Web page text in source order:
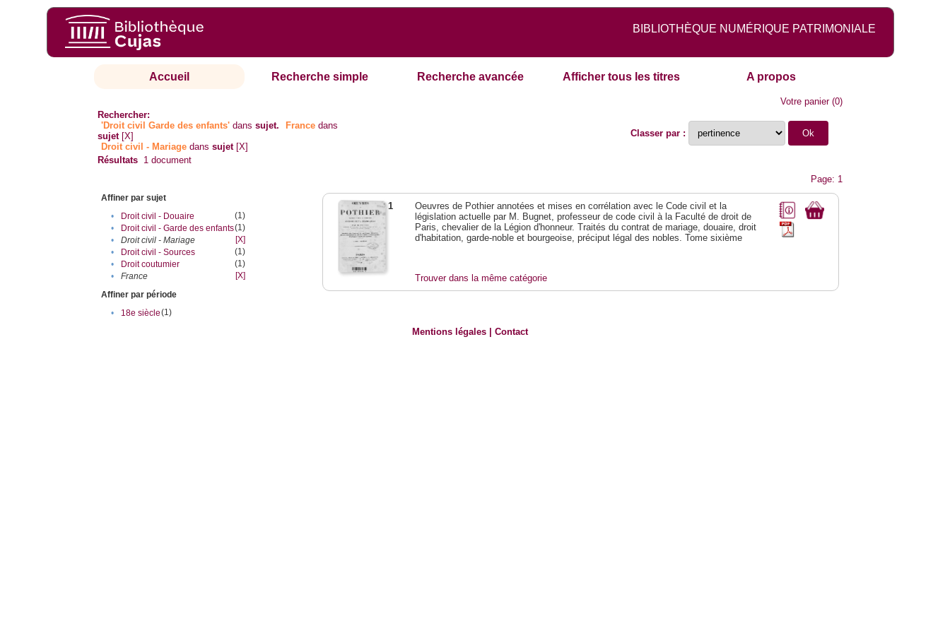
BIBLIOTHÈQUE NUMÉRIQUE PATRIMONIALE
Accueil Recherche simple Recherche avancée Afficher tous les titres A propos
Votre panier(0)
Rechercher:
'Droit civil Garde des enfants' danssujet. France dans
sujet [X]
Droit civil - Mariage danssujet [X]
Classer par :
Résultats 1 document
Page: 1
Affiner par sujet
•
Droit civil - Douaire
(1)
•
Droit civil - Garde des enfants(1)
•
Droit civil - Mariage
[X]
•
Droit civil - Sources
(1)
•
Droit coutumier
(1)
•
France
[X]
Affiner par période
•
18e siècle(1)
1
Oeuvres de Pothier annotées et mises en corrélation avec le Code civil et la
législation actuelle par M. Bugnet, professeur de code civil à la Faculté de droit de
Paris, chevalier de la Légion d'honneur. Traités du contrat de mariage, douaire, droit
d'habitation, garde-noble et bourgeoise, préciput légal des nobles. Tome sixième
Trouver dans la même catégorie
Mentions légales |Contact